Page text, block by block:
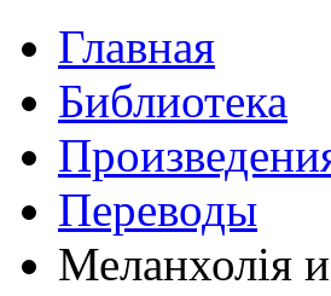
Главная
Библиотека
Переводы
Меланхолія